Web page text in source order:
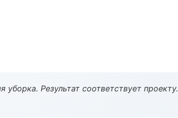
Результат соответствует проекту.